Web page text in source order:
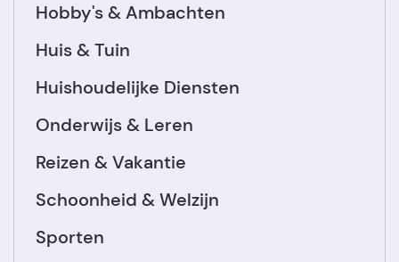
Hobby's & Ambachten
Huis & Tuin
Huishoudelijke Diensten
Onderwijs & Leren
Reizen & Vakantie
Schoonheid & Welzijn
Sporten